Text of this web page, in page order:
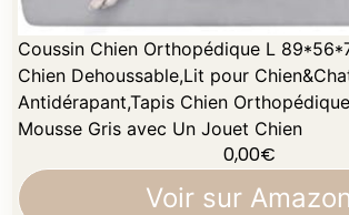
Coussin Chien Orthopédique L
Chien Dehoussable,Lit pour
Antidérapant,Tapis Chien
Mousse Gris avec Un Jouet Chien
0,00€
Voir sur Amazon